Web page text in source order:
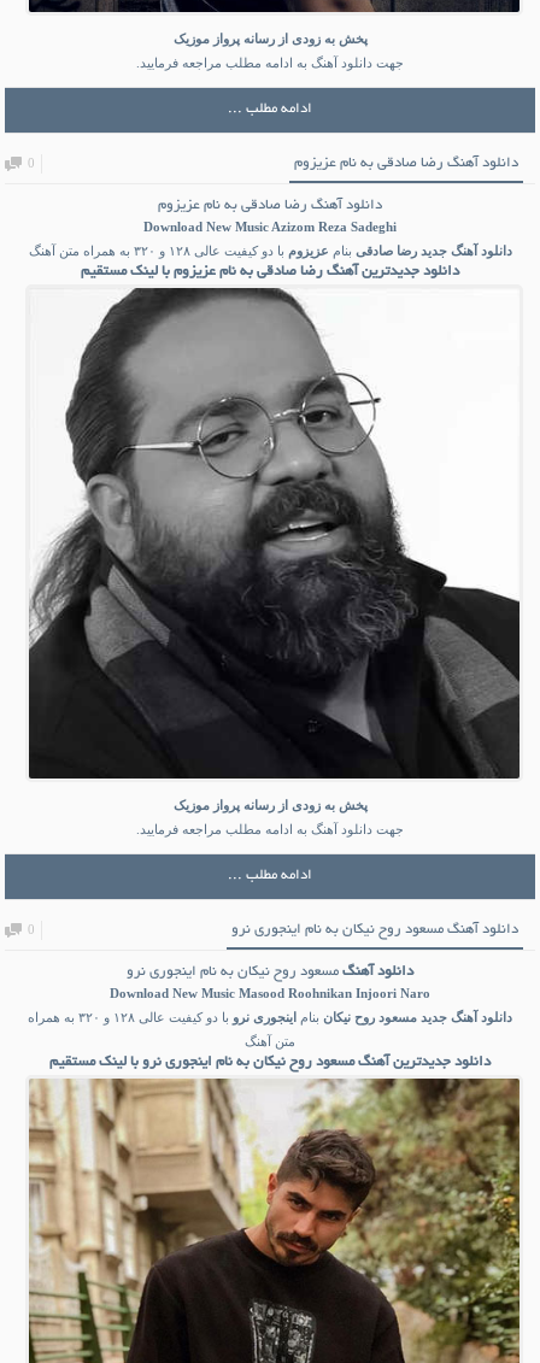
پخش به زودی از رسانه پرواز موزیک
جهت دانلود آهنگ به ادامه مطلب مراجعه فرمایید.
ادامه مطلب ...
دانلود آهنگ رضا صادقی به نام عزیزوم 0
دانلود آهنگ رضا صادقی به نام عزیزوم
Download New MusicAzizom Reza Sadeghi
دانلود آهنگ جدید رضا صادقی بنام عزیزوم با دو کیفیت عالی ۱۲۸ و ۳۲۰ به همراه متن آهنگ
دانلود جدیدترین آهنگ رضا صادقی به نام عزیزوم با لینک مستقیم
پخش به زودی از رسانه پرواز موزیک
جهت دانلود آهنگ به ادامه مطلب مراجعه فرمایید.
ادامه مطلب ...
دانلود آهنگ مسعود روح نیکان به نام اینجوری نرو 0
دانلود آهنگ مسعود روح نیکان به نام اینجوری نرو
Download New Music Masood Roohnikan Injoori Naro
دانلود آهنگ جدید مسعود روح نیکان بنام اینجوری نرو
با دو کیفیت عالی ۱۲۸ و ۳۲۰ به همراه
متن آهنگ
دانلود جدیدترین آهنگ مسعود روح نیکان به نام اینجوری نرو با لینک مستقیم